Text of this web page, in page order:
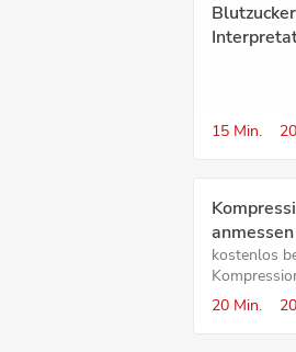
15 Min.
anmessen
kostenlos
20 Min.